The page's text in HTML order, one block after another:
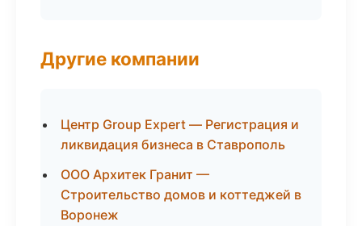
Другие компании
Центр Group Expert — Регистрация и
ликвидация бизнеса в Ставрополь
ООО Архитек Гранит —
Строительство домов и коттеджей в
Воронеж